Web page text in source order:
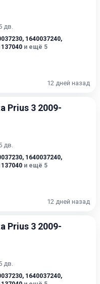
дв.
, 1640037240,
и ещё 5
12 дней назад
Prius 3 2009-
дв.
, 1640037240,
и ещё 5
12 дней назад
Prius 3 2009-
дв.
, 1640037240,